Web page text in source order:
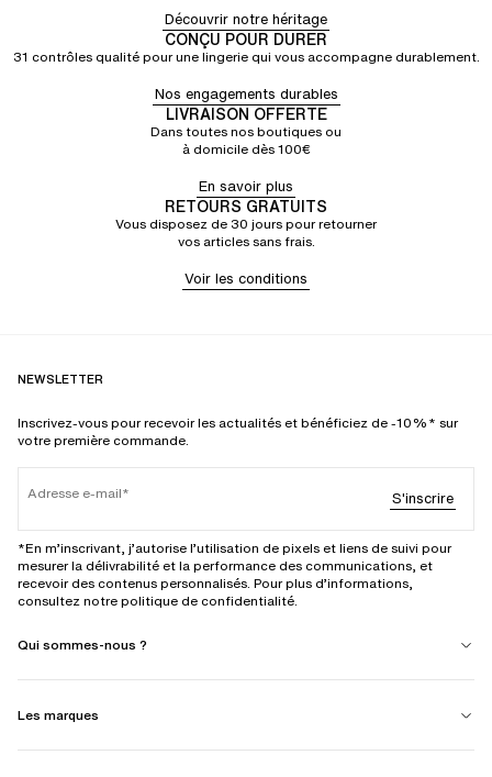
Découvrir notre héritage
CONÇU POUR DURER
31 contrôles qualité pour une lingerie qui vous accompagne durablement.
Nos engagements durables
LIVRAISON OFFERTE
Dans toutes nos boutiques ou
à domicile dès 100€
En savoir plus
RETOURS GRATUITS
Vous disposez de 30 jours pour retourner
vos articles sans frais.
Voir les conditions
NEWSLETTER
Inscrivez-vous pour recevoir les actualités et bénéficiez de -10%* sur
votre première commande.
Adresse e-mail S'inscrire
*En m’inscrivant, j’autorise l’utilisation de pixels et liens de suivi pour
mesurer la délivrabilité et la performance des communications, et
recevoir des contenus personnalisés. Pour plus d’informations,
consultez notre politique de confidentialité.
Qui sommes-nous ?
Les marques